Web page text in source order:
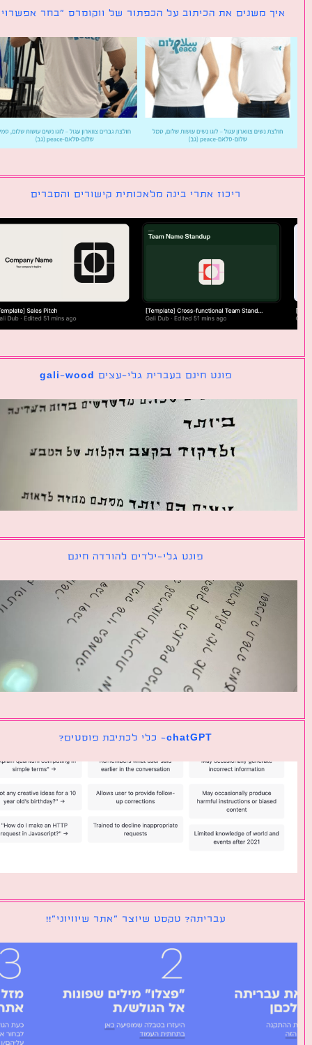
משנים את הכיתוב על הכפתור של ווקומרס ״בחר אפשרויות״
ריכוז אתרי בינה מלאכותית קישורים והסברים
פונט חינם בעברית גלי-עצים gali-wood
פונט גלי-ילדים להורדה חינם
chatGPT- כלי לכתיבת פוסטים?
עבריתה? טקסט שיוצר ״אתר שיוויוני״!!